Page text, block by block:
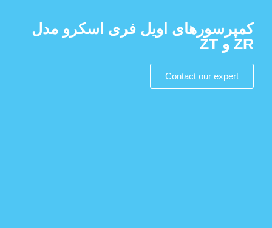
کمپرسورهای اویل فری اسکرو مدل
ZR و ZT
Contact our expert